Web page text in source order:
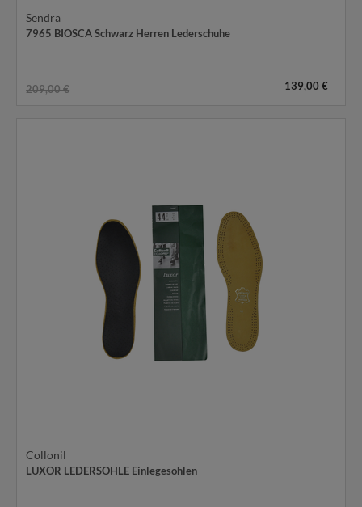
Sendra
7965 BIOSCA Schwarz Herren Lederschuhe
209,00 € 139,00 €
Collonil
LUXOR LEDERSOHLE Einlegesohlen